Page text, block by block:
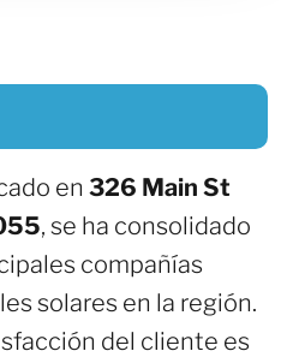
en 326 Main St
, se ha consolidado
compañías
solares en la región.
del cliente es